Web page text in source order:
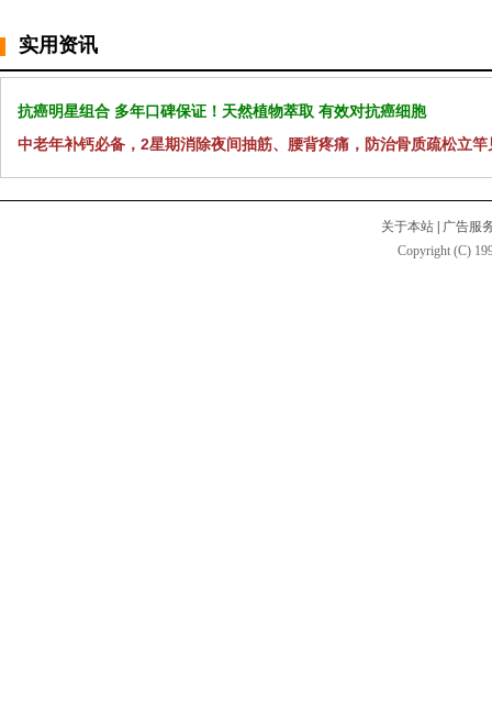
实用资讯
抗癌明星组合 多年口碑保证！天然植物萃取 有效对抗癌细胞
中老年补钙必备，2星期消除夜间抽筋、腰背疼痛，防治骨质疏松立竿
关于本站
广告服
Copyright (C)